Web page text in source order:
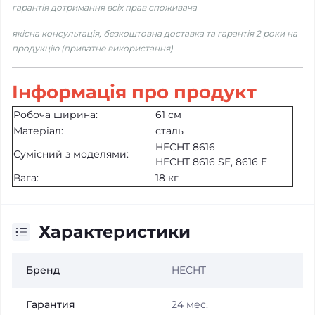
гарантія дотримання всіх прав споживача
якісна консультація, безкоштовна доставка та гарантія 2 роки на
продукцію (приватне використання)
Інформація про продукт
Робоча ширина:
61 см
Матеріал:
сталь
Сумісний з моделями:
HECHT 8616
HECHT 8616 SE, 8616 E
Вага:
18 кг
Характеристики
Бренд HECHT
Гарантия 24 мес.